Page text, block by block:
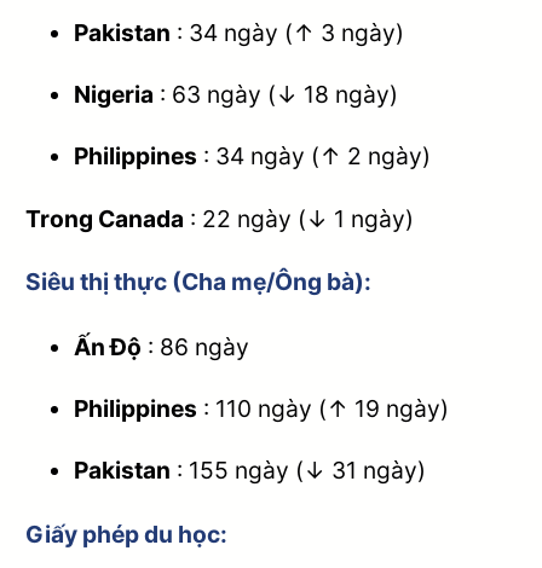
Pakistan : 34 ngày (↑ 3 ngày)
Nigeria : 63 ngày (↓ 18 ngày)
Philippines : 34 ngày (↑ 2 ngày)
Trong Canada : 22 ngày (↓ 1 ngày)
Siêu thị thực (Cha mẹ/Ông bà):
Ấn Độ : 86 ngày
Philippines : 110 ngày (↑ 19 ngày)
Pakistan : 155 ngày (↓ 31 ngày)
Giấy phép du học: